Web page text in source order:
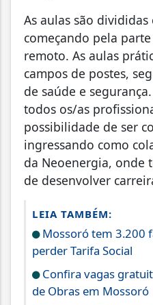
As aulas são divididas
começando pela
remoto. As aulas
campos de postes,
de saúde e
todos os/as
possibilidade de ser
ingressando como
da Neoenergia, onde
de desenvolver
LEIA TAMBÉM:
Mossoró tem 3.200
perder Tarifa Social
Confira vagas
de Obras em Mossoró